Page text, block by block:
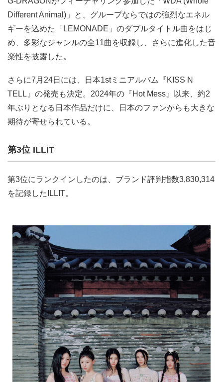
Different Animal)」と、グループならではの強烈なエネル
ギーを込めた「LEMONADE」のダブルタイトル曲をはじ
め、多彩なジャンルの全11曲を収録し、さらに進化した音
楽性を披露した。
さらに7月24日には、日本1stミニアルバム『KISS N
TELL』の発売も決定。2024年の『Hot Mess』以来、約2
年ぶりとなる日本作品だけに、日本のファンからも大きな
期待が寄せられている。
第3位 ILLIT
第3位にランクインしたのは、ブランド評判指数3,830,314
を記録したILLIT。